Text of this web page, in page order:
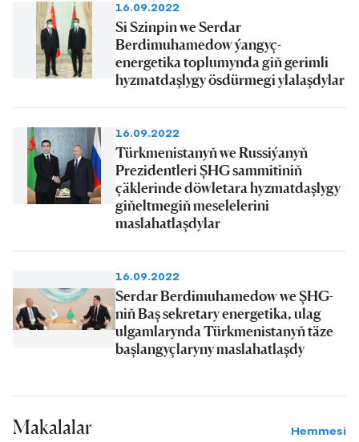
16.09.2022
Si Szinpin we Serdar
Berdimuhamedow ýangyç-
energetika toplumynda giň gerimli
hyzmatdaşlygy ösdürmegi ylalaşdylar
16.09.2022
Türkmenistanyň we Russiýanyň
Prezidentleri ŞHG sammitiniň
çäklerinde döwletara hyzmatdaşlygy
giňeltmegiň meselelerini
maslahatlaşdylar
16.09.2022
Serdar Berdimuhamedow we ŞHG-
niň Baş sekretary energetika, ulag
ulgamlarynda Türkmenistanyň täze
başlangyçlaryny maslahatlaşdy
Makalalar Hemmesi